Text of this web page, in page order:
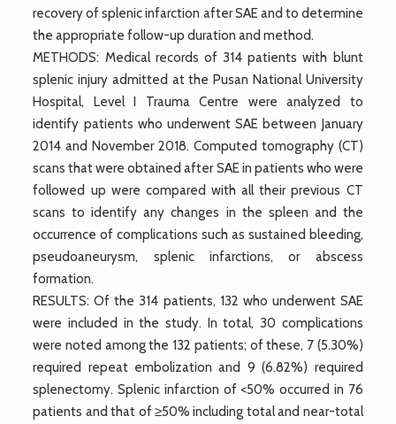
recovery of splenic infarction after SAE and to determine
the appropriate follow-up duration and method.
METHODS: Medical records of 314 patients with blunt
splenic injury admitted at the Pusan National University
Hospital, Level I Trauma Centre were analyzed to
identify patients who underwent SAE between January
2014 and November 2018. Computed tomography (CT)
scans that were obtained after SAE in patients who were
followed up were compared with all their previous CT
scans to identify any changes in the spleen and the
occurrence of complications such as sustained bleeding,
pseudoaneurysm, splenic infarctions, or abscess
formation.
RESULTS: Of the 314 patients, 132 who underwent SAE
were included in the study. In total, 30 complications
were noted among the 132 patients; of these, 7 (5.30%)
required repeat embolization and 9 (6.82%) required
splenectomy. Splenic infarction of <50% occurred in 76
patients and that of ≥50% including total and near-total